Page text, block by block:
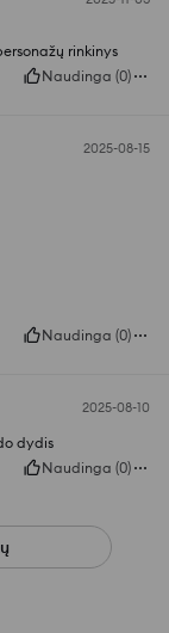
rinkinys
Naudinga (0)
2025-08-15
Naudinga (0)
2025-08-10
dydis
Naudinga (0)